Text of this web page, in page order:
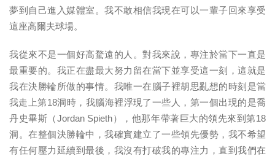
夢到自己進入媒體室。我不敢相信我現在可以一輩子回來享受
這座高爾夫球場。
我從來不是一個好高騖遠的人。對我來說，專注於當下一直是
最重要的。我正在盡最大努力留在當下並享受這一刻，這就是
我在決勝輪所做的事情。我唯一在腦子裡胡思亂想的時刻是當
我走上第18洞時，我腦海裡浮現了一些人，第一個出現的是喬
丹史畢斯（Jordan Spieth），他那年帶著巨大的領先來到第18
洞。在整個決勝輪中，我確實建立了一些領先優勢，我不希望
有任何壓力延續到最後，我沒有打破我的專注力，直到我們在